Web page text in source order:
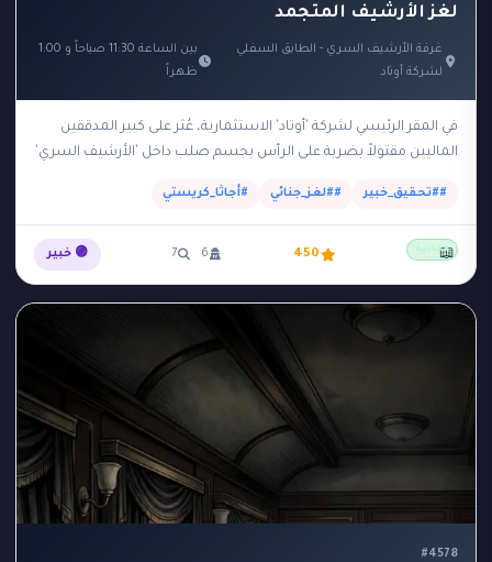
لغز الأرشيف المتجمد
غرفة الأرشيف السري - الطابق السفلي
لشركة أوتاد
بين الساعة 11:30 صباحاً و 1:00
ظهراً
في المقر الرئيسي لشركة 'أوتاد' الاستثمارية، عُثر على كبير المدققين
الماليين مقتولاً بضربة على الرأس بجسم صلب داخل 'الأرشيف السري'
##تحقيق_خبير ##لغز_جنائي #أجاثا_كريستي
مجانية 450
6
7 🟣 خبير 📖
#4578